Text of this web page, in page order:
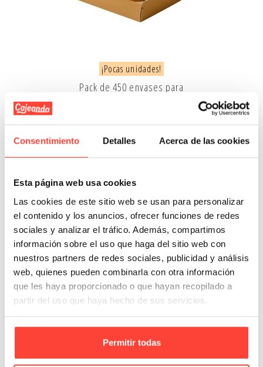
Consentimiento Detalles Acerca de las cookies
Esta página web usa cookies
Las cookies de este sitio web se usan para personalizar
el contenido y los anuncios, ofrecer funciones de redes
sociales y analizar el tráfico. Además, compartimos
información sobre el uso que haga del sitio web con
nuestros partners de redes sociales, publicidad y análisis
web, quienes pueden combinarla con otra información
que les haya proporcionado o que hayan recopilado a
partir del uso que haya hecho de sus servicios.
Permitir todas
¡Pocas unidades!
Pack de 450 envases para
Referencia: 8041
69,99 €